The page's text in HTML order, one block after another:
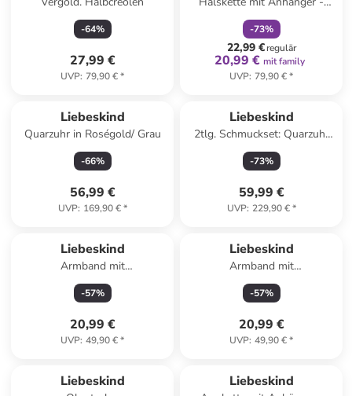
-64%
27,99 €
UVP: 79,90 €*
(L)45 cm
-73%
22,99 €regulär
20,99 € mit family
UVP: 79,90 €*
Liebeskind
Quarzuhr in Roségold/ Grau
-66%
56,99 €
UVP: 169,90 €*
Liebeskind
2tlg. Schmuckset: Quarzuhr
und Armkette
-73%
59,99 €
UVP: 229,90 €*
Liebeskind
Armband mit
Schmuckelement
-57%
20,99 €
UVP: 49,90 €*
Liebeskind
Armband mit
Schmuckelement
-57%
20,99 €
UVP: 49,90 €*
Liebeskind Liebeskind